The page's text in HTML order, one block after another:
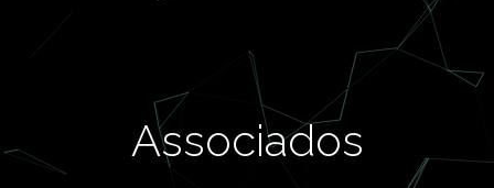
Associados